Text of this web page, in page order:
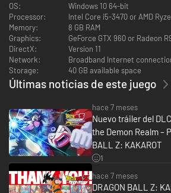
vuela, come, entrena y combate a lo largo de las
Z mientras haces amigos y estableces
de personajes de DRAGON BALL.
¡Revive la historia de Son Goku y otros Guerreros
KAKAROT! Conoce el mundo de DRAGON BALL
combates, sino también mientras luchas,
Son Goku, Son Gohan, Vegeta y muchos más.
OS:
Windows 10 64-bit
Processor:
Intel Core i5-3470 or AMD
Memory:
8 GB RAM
Graphics:
GeForce GTX 960 or Radeon
DirectX:
Version 11
Network:
Broadband Internet
Storage:
40 GB available space
Últimas noticias de este juego
hace 7 meses
Nuevo tráiler del
the Demon Realm –
BALL Z: KAKAROT
1
hace 7 meses
DRAGON BALL Z: